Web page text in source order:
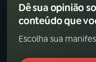
Dê sua opinião
conteúdo que
Escolha sua